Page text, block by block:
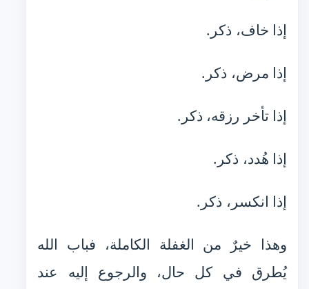
إذا خاف، ذكر.
إذا مرض، ذكر.
إذا تأخر رزقه، ذكر.
إذا هُدد، ذكر.
إذا انكسر، ذكر.
وهذا خيرٌ من الغفلة الكاملة، فباب الله
يُطرق في كل حال، والرجوع إليه عند